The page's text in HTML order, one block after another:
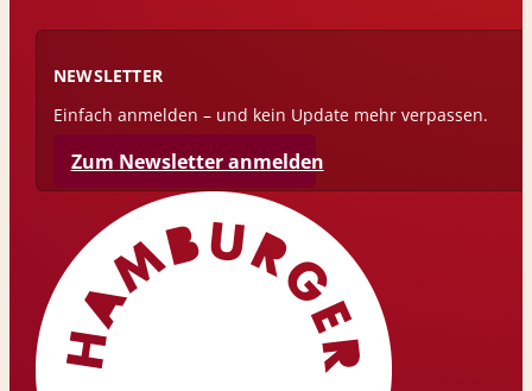
NEWSLETTER
Einfach anmelden – und kein Update mehr verpassen.
Zum Newsletter anmelden